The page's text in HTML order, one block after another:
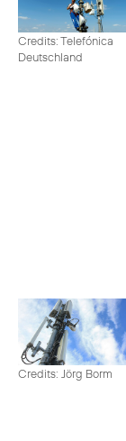
Credits: Telefónica
Deutschland
Credits: Jörg Borm